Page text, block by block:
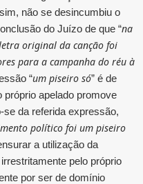
não se desincumbiu o
do Juízo de que “na
original da canção foi
para a campanha do réu à
“um piseiro só” é de
apelado promove
da referida expressão,
político foi um piseiro
a utilização da
pelo próprio
por ser de domínio